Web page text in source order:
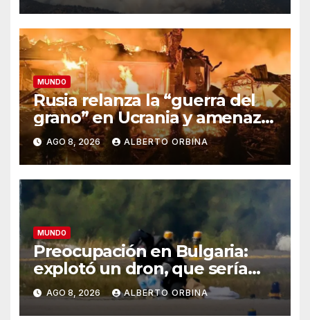
estrellarse en Utah
MUNDO
Rusia relanza la “guerra del
grano” en Ucrania y amenaza
el suministro global de
alimentos
AGO 8, 2026 ALBERTO ORBINA
MUNDO
Preocupación en Bulgaria:
explotó un dron, que sería
ucraniano, cerca de un
gasoducto en la frontera con
AGO 8, 2026 ALBERTO ORBINA